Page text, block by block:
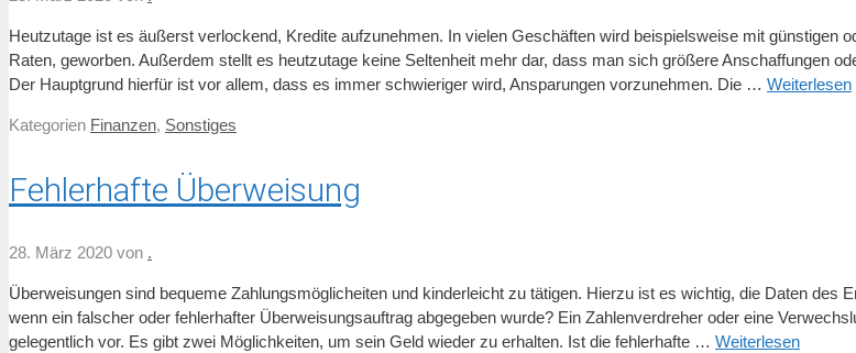
Heutzutage ist es äußerst verlockend, Kredite aufzunehmen. In vielen Geschäften wird beispielsweise mit günstigen
Raten, geworben. Außerdem stellt es heutzutage keine Seltenheit mehr dar, dass man sich größere Anschaffungen
Der Hauptgrund hierfür ist vor allem, dass es immer schwieriger wird, Ansparungen vorzunehmen. Die … Weiterlesen
Kategorien Finanzen, Sonstiges
Fehlerhafte Überweisung
28. März 2020 von .
Überweisungen sind bequeme Zahlungsmöglicheiten und kinderleicht zu tätigen. Hierzu ist es wichtig, die Daten des
wenn ein falscher oder fehlerhafter Überweisungsauftrag abgegeben wurde? Ein Zahlenverdreher oder eine
gelegentlich vor. Es gibt zwei Möglichkeiten, um sein Geld wieder zu erhalten. Ist die fehlerhafte … Weiterlesen